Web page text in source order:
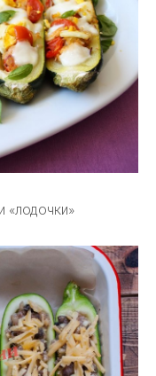
«лодочки»